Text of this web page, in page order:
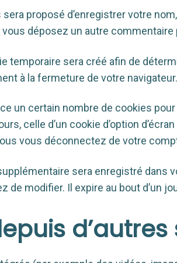
proposé d’enregistrer votre
déposez un autre commentaire
temporaire sera créé afin de
à la fermeture de votre navigateur.
un certain nombre de cookies
celle d’un cookie d’option
vous déconnectez de votre
sera enregistré dans
de modifier. Il expire au bout d’un
d’autres